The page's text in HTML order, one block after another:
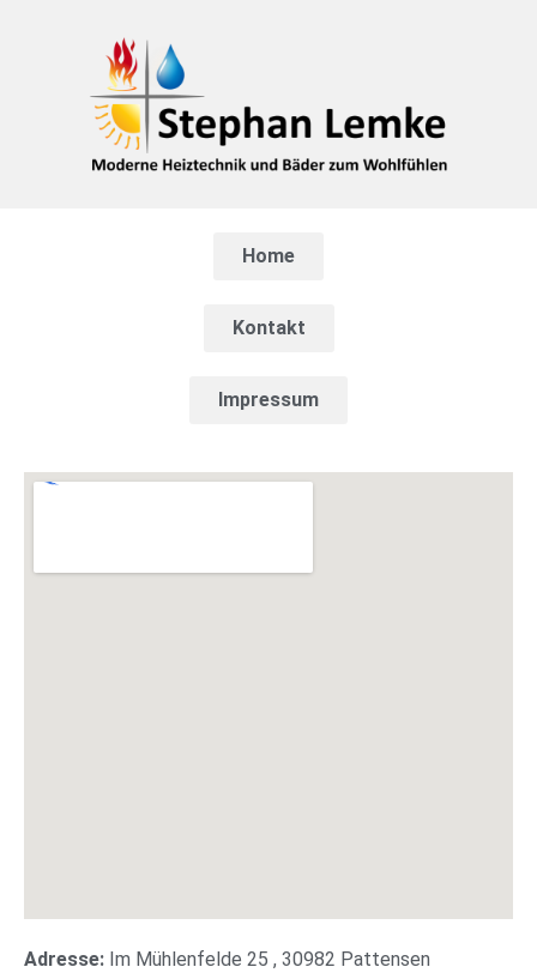
Home
Kontakt
Impressum
Adresse: Im Mühlenfelde 25 , 30982 Pattensen